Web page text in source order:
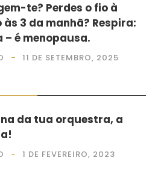
te? Perdes o fio à
às 3 da manhã? Respira:
– é menopausa.
11 DE SETEMBRO, 2025
da tua orquestra, a
1 DE FEVEREIRO, 2023